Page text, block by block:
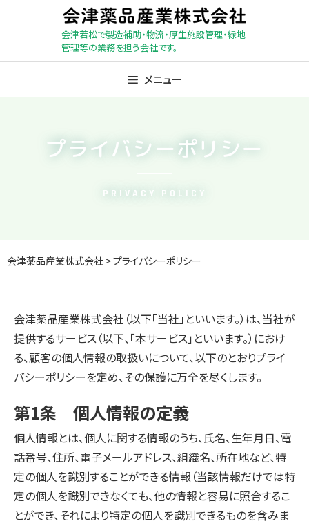
会津若松で製造補助・物流・厚生施設管理・緑地
管理等の業務を担う会社です。
メニュー
プライバシーポリシー
PRIVACY POLICY
会津薬品産業株式会社 >プライバシーポリシー
会津薬品産業株式会社（以下「当社」といいます。）は、当社が
提供するサービス（以下、「本サービス」といいます。）におけ
る、顧客の個人情報の取扱いについて、以下のとおりプライ
バシーポリシーを定め、その保護に万全を尽くします。
第1条 個人情報の定義
個人情報とは、個人に関する情報のうち、氏名、生年月日、電
話番号、住所、電子メールアドレス、組織名、所在地など、特
定の個人を識別することができる情報（当該情報だけでは特
定の個人を識別できなくても、他の情報と容易に照合するこ
とができ、それにより特定の個人を識別できるものを含みま